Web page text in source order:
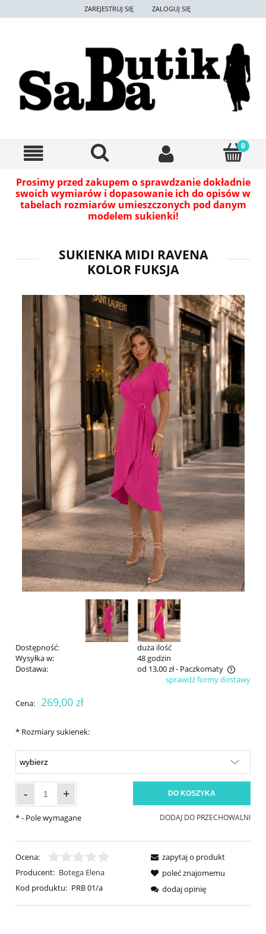
ZAREJESTRUJ SIĘ ZALOGUJ SIĘ
Prosimy przed zakupem o sprawdzanie dokładnie
swoich wymiarów i dopasowanie ich do opisów w
tabelach rozmiarów umieszczonych pod danym
modelem sukienki!
SUKIENKA MIDI RAVENA
KOLOR FUKSJA
Dostępność:
duża ilość
Wysyłka w:
48 godzin
Dostawa:
od 13,00 zł- Paczkomaty
Cena nie zawiera ewentualnych kosztów płatnościsprawdź formy dostawy
Cena: 269,00 zł
* Rozmiary sukienek:
- + DO KOSZYKA
DODAJ DO PRZECHOWALNI
*- Pole wymagane
Ocena:
Producent: Botega Elena
Kod produktu: PRB 01/a
zapytaj o produkt
poleć znajomemu
dodaj opinię